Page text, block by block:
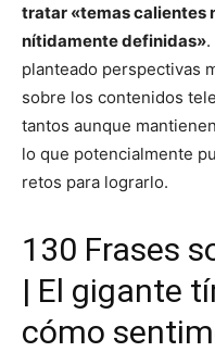
tratar «temas calientes
nítidamente definidas»
planteado perspectivas
sobre los contenidos
tantos aunque
lo que potencialmente
retos para lograrlo.
130 Frases
| El gigante
cómo